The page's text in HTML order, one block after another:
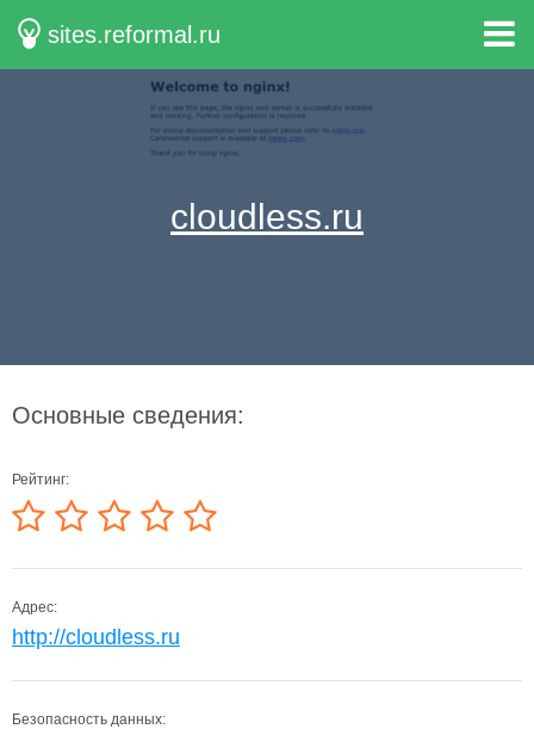
sites.reformal.ru
cloudless.ru
Основные сведения:
Рейтинг:
Адрес:
http://cloudless.ru
Безопасность данных: